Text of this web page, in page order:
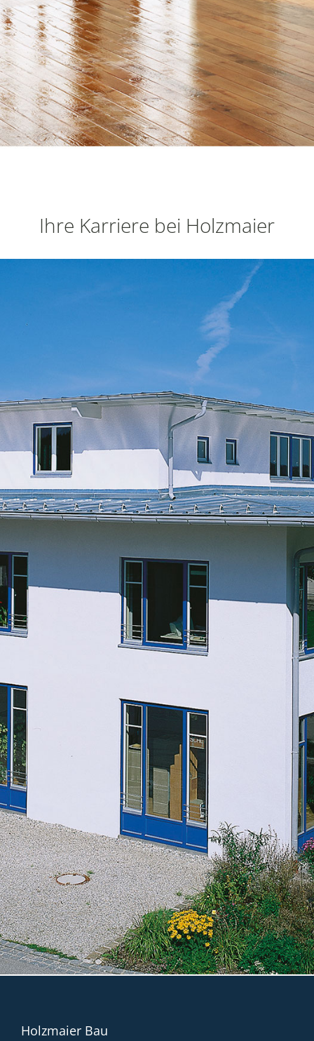
Ihre Karriere bei Holzmaier
Holzmaier Bau